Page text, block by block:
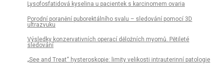
Lysofosfatidová kyselina u pacientek s karcinomem ovaria
Porodní poranění puborektálního svalu – sledování pomocí 3D
ultrazvuku
Výsledky konzervativních operací děložních myomů. Pětileté
sledování
„See and Treat“ hysteroskopie: limity velikosti intrauterinní patologie